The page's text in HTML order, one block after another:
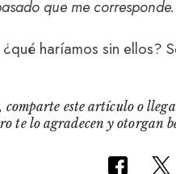
que me
haríamos sin ellos?
comparte este artículo o
te lo agradecen y otorgan